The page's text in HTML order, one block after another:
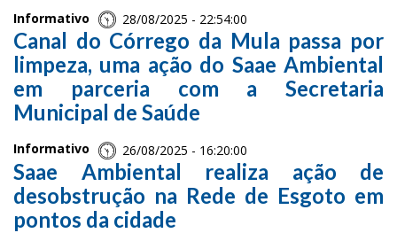
Informativo 28/08/2025 - 22:54:00
Canal do Córrego da Mula passa por
limpeza, uma ação do Saae Ambiental
em parceria com a Secretaria
Municipal de Saúde
Informativo 26/08/2025 - 16:20:00
Saae Ambiental realiza ação de
desobstrução na Rede de Esgoto em
pontos da cidade